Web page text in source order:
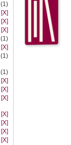
(1)
[X]
[X]
[X]
(1)
[X]
(1)
(1)
[X]
[X]
[X]
[X]
[X]
[X]
[X]